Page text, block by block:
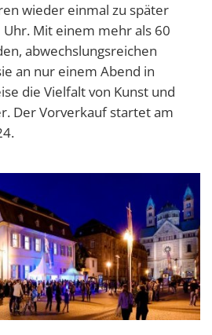
wieder einmal zu später
Uhr. Mit einem mehr als 60
abwechslungsreichen
an nur einem Abend in
die Vielfalt von Kunst und
Der Vorverkauf startet am